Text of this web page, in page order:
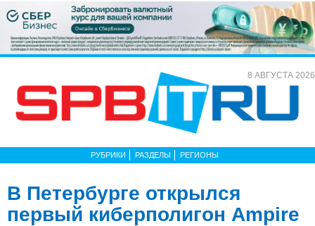
8 АВГУСТА 2026
РУБРИКИ РАЗДЕЛЫ РЕГИОНЫ
В Петербурге открылся
первый киберполигон Ampire